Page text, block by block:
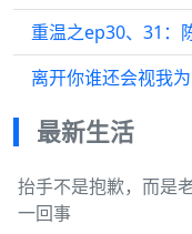
最新生活
抬手不是抱歉，而是
一回事